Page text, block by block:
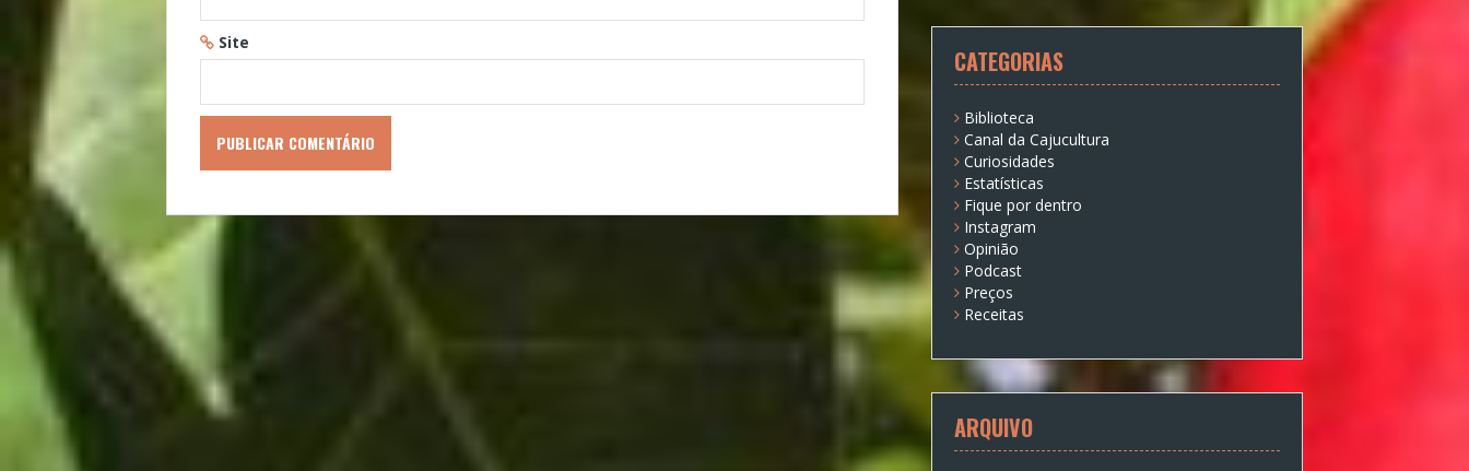
Site
CATEGORIAS
Biblioteca
Canal da Cajucultura
Curiosidades
Estatísticas
Fique por dentro
Instagram
Opinião
Podcast
Preços
Receitas
ARQUIVO